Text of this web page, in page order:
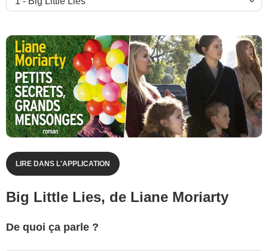
LIRE DANS L'APPLICATION
Big Little Lies, de Liane Moriarty
De quoi ça parle ?